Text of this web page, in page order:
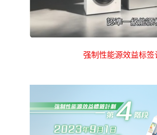
强制性能源效益标